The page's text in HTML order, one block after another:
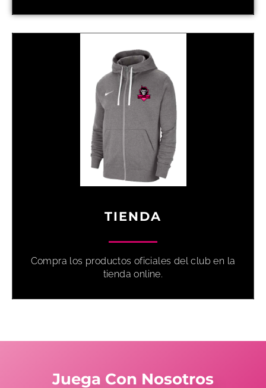
TIENDA
Compra los productos oficiales del club en la
tienda online.
Juega Con Nosotros